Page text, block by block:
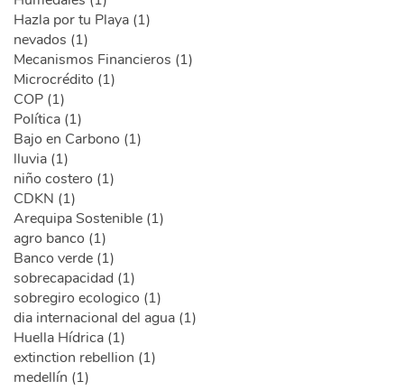
Hazla por tu Playa (1)
nevados (1)
Mecanismos Financieros (1)
Microcrédito (1)
COP (1)
Política (1)
Bajo en Carbono (1)
lluvia (1)
niño costero (1)
CDKN (1)
Arequipa Sostenible (1)
agro banco (1)
Banco verde (1)
sobrecapacidad (1)
sobregiro ecologico (1)
dia internacional del agua (1)
Huella Hídrica (1)
extinction rebellion (1)
medellín (1)